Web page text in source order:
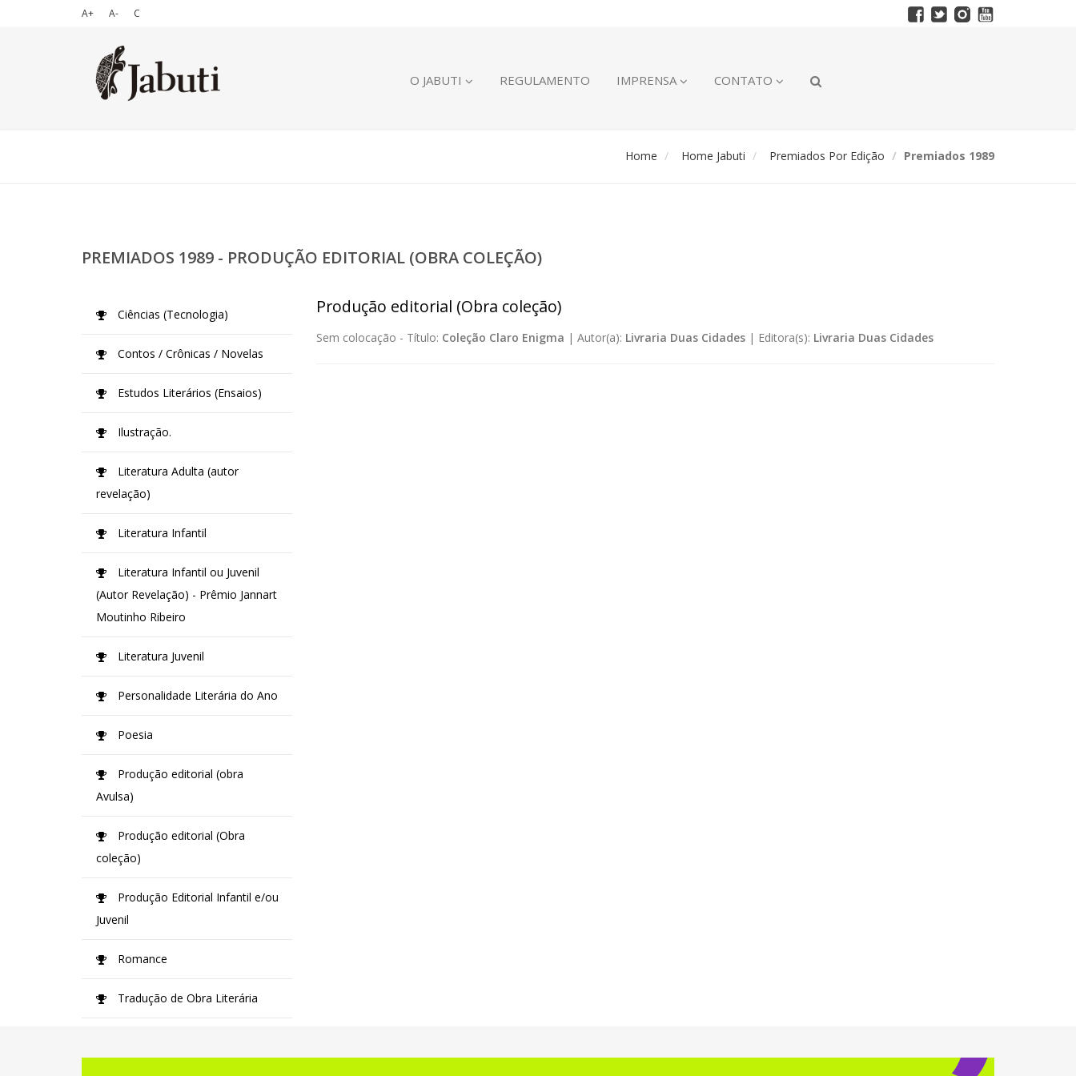
A+ A- C
O JABUTI REGULAMENTO IMPRENSA CONTATO
Home Home Jabuti Premiados Por Edição Premiados 1989
PREMIADOS 1989 - PRODUÇÃO EDITORIAL (OBRA COLEÇÃO)
Produção editorial (Obra coleção)
Sem colocação - Título: Coleção Claro Enigma | Autor(a): Livraria Duas Cidades| Editora(s): Livraria Duas Cidades
Ciências (Tecnologia)
Contos / Crônicas / Novelas
Estudos Literários (Ensaios)
Ilustração.
Literatura Adulta (autor
revelação)
Literatura Infantil
Literatura Infantil ou Juvenil
(Autor Revelação) - Prêmio Jannart
Moutinho Ribeiro
Literatura Juvenil
Personalidade Literária do Ano
Poesia
Produção editorial (obra
Avulsa)
Produção editorial (Obra
coleção)
Produção Editorial Infantil e/ou
Juvenil
Romance
Tradução de Obra Literária